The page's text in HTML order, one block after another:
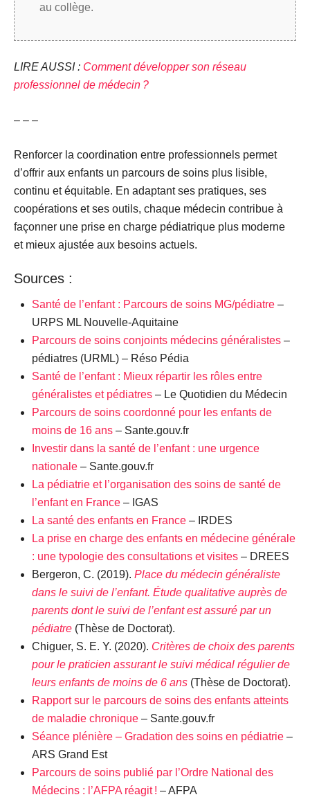
au collège.
LIRE AUSSI : Comment développer son réseau
professionnel de médecin ?
– – –
Renforcer la coordination entre professionnels permet
d’offrir aux enfants un parcours de soins plus lisible,
continu et équitable. En adaptant ses pratiques, ses
coopérations et ses outils, chaque médecin contribue à
façonner une prise en charge pédiatrique plus moderne
et mieux ajustée aux besoins actuels.
Sources :
Santé de l’enfant : Parcours de soins MG/pédiatre –
URPS ML Nouvelle-Aquitaine
Parcours de soins conjoints médecins généralistes –
pédiatres (URML) – Réso Pédia
Santé de l’enfant : Mieux répartir les rôles entre
généralistes et pédiatres – Le Quotidien du Médecin
Parcours de soins coordonné pour les enfants de
moins de 16 ans – Sante.gouv.fr
Investir dans la santé de l’enfant : une urgence
nationale – Sante.gouv.fr
La pédiatrie et l’organisation des soins de santé de
l’enfant en France – IGAS
La santé des enfants en France – IRDES
La prise en charge des enfants en médecine générale
: une typologie des consultations et visites – DREES
Bergeron, C. (2019). Place du médecin généraliste
dans le suivi de l’enfant. Étude qualitative auprès de
parents dont le suivi de l’enfant est assuré par un
pédiatre (Thèse de Doctorat).
Chiguer, S. E. Y. (2020). Critères de choix des parents
pour le praticien assurant le suivi médical régulier de
leurs enfants de moins de 6 ans (Thèse de Doctorat).
Rapport sur le parcours de soins des enfants atteints
de maladie chronique – Sante.gouv.fr
Séance plénière – Gradation des soins en pédiatrie –
ARS Grand Est
Parcours de soins publié par l’Ordre National des
Médecins : l’AFPA réagit ! – AFPA